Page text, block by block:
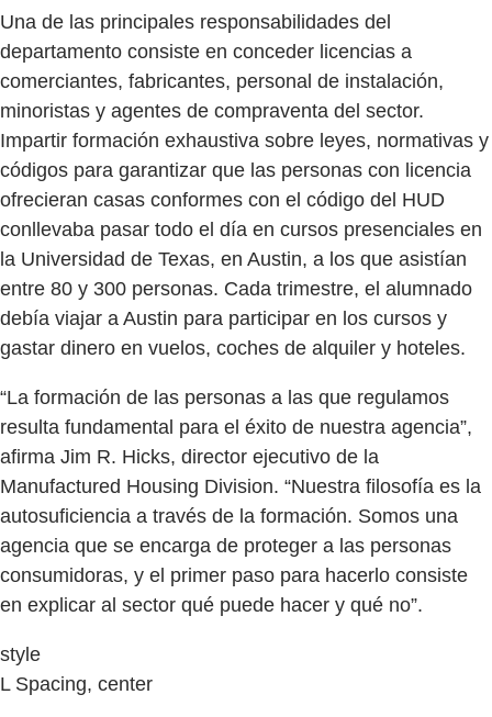
Una de las principales responsabilidades del
departamento consiste en conceder licencias a
comerciantes, fabricantes, personal de instalación,
minoristas y agentes de compraventa del sector.
Impartir formación exhaustiva sobre leyes, normativas y
códigos para garantizar que las personas con licencia
ofrecieran casas conformes con el código del HUD
conllevaba pasar todo el día en cursos presenciales en
la Universidad de Texas, en Austin, a los que asistían
entre 80 y 300 personas. Cada trimestre, el alumnado
debía viajar a Austin para participar en los cursos y
gastar dinero en vuelos, coches de alquiler y hoteles.
“La formación de las personas a las que regulamos
resulta fundamental para el éxito de nuestra agencia”,
afirma Jim R. Hicks, director ejecutivo de la
Manufactured Housing Division. “Nuestra filosofía es la
autosuficiencia a través de la formación. Somos una
agencia que se encarga de proteger a las personas
consumidoras, y el primer paso para hacerlo consiste
en explicar al sector qué puede hacer y qué no”.
style
L Spacing, center